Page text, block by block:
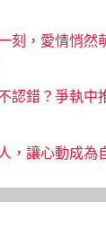
刻，愛情悄然
認錯？爭執中
，讓心動成為